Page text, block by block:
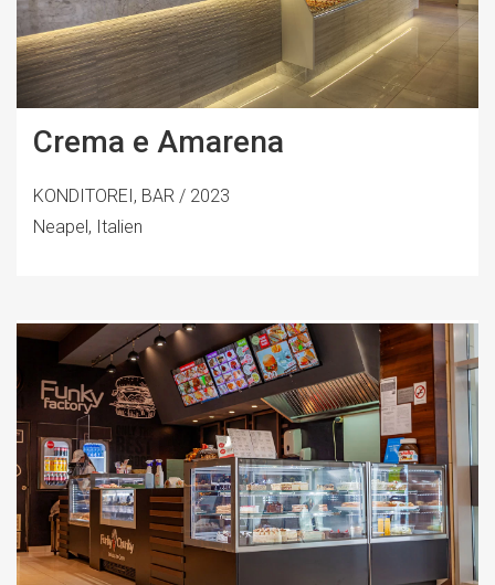
Crema e Amarena
KONDITOREI, BAR / 2023
Neapel, Italien